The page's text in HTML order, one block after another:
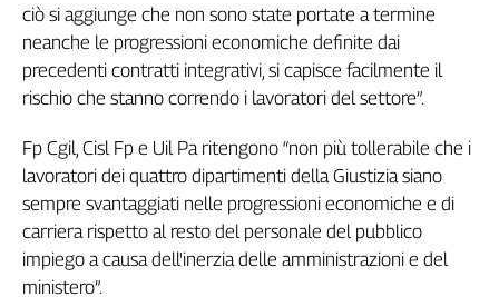
Collettiva
Academy
Collettiva
Play
Collettiva
Talk
La
settimana
Collettiva
ciò si aggiunge che non sono state portate a termine
neanche le progressioni economiche definite dai
precedenti contratti integrativi, si capisce facilmente il
rischio che stanno correndo i lavoratori del settore”.
Fp Cgil, Cisl Fp e Uil Pa ritengono “non più tollerabile che i
lavoratori dei quattro dipartimenti della Giustizia siano
sempre svantaggiati nelle progressioni economiche e di
carriera rispetto al resto del personale del pubblico
impiego a causa dell'inerzia delle amministrazioni e del
ministero”.